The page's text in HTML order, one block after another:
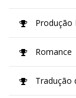
Produção
Romance
Tradução